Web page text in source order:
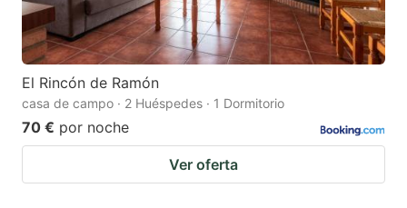
El Rincón de Ramón
casa de campo · 2 Huéspedes · 1 Dormitorio
70 € por noche
Ver oferta